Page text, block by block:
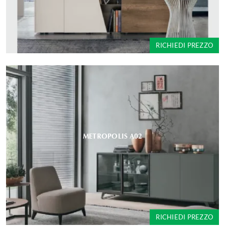
RICHIEDI PREZZO
METROPOLIS A02
RICHIEDI PREZZO